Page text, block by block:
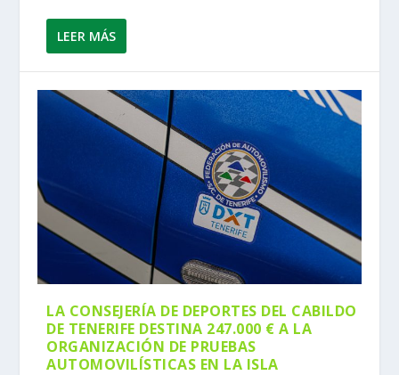
LEER MÁS
LA CONSEJERÍA DE DEPORTES DEL CABILDO
DE TENERIFE DESTINA 247.000 € A LA
ORGANIZACIÓN DE PRUEBAS
AUTOMOVILÍSTICAS EN LA ISLA